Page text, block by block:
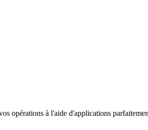
opérations à l'aide d'applications